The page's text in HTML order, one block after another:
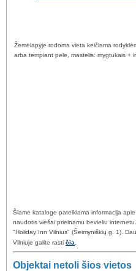
Žemėlapyje rodoma vieta keičiama
arba tempiant pele, mastelis: mygtukais +
Šiame kataloge pateikiama informacija
naudotis viešai prieinamu bevieliu
"Holiday Inn Vilnius" (Šeimyniškių g. 1).
Vilniuje galite rasti čia
Objektai netoli šios vietos